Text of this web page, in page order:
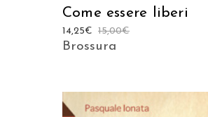
Come essere liberi
15,00€
14,25€
Brossura